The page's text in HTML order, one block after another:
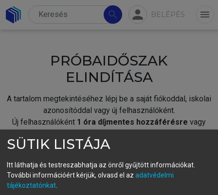
search person BELÉPÉS menu
PRÓBAIDŐSZAK
ELINDÍTÁSA
A tartalom megtekintéséhez lépj be a saját fiókoddal, iskolai
azonosítóddal vagy új felhasználóként.
Új felhasználóként 1 óra díjmentes hozzáférésre vagy
fiókoddal,vagy hozz létre új fiókot.
A regisztráció után apróbaidőszakautomatikusan
SÜTIK LISTÁJA
Itt láthatja és testreszabhatja az önről gyűjtött információkat.
További információért kérjük, olvasd el az adatvédelmi
tájékoztatónkat